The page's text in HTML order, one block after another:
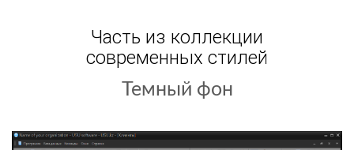
Часть из коллекции
современных стилей
Темный фон
Летний день